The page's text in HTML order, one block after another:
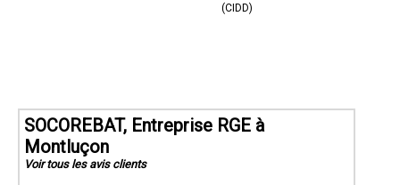
(CIDD)
SOCOREBAT, Entreprise RGE à
Montluçon
Voir tous les avis clients